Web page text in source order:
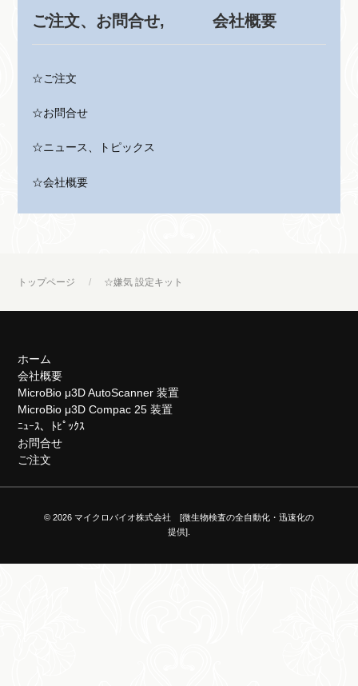
ご注文、お問合せ, 会社概要
☆ご注文
☆お問合せ
☆ニュース、トピックス
☆会社概要
トップページ ☆嫌気 設定キット
ホーム
会社概要
MicroBio μ3D AutoScanner 装置
MicroBio μ3D Compac 25 装置
ﾆｭｰｽ、ﾄﾋﾟｯｸｽ
お問合せ
ご注文
© 2026 マイクロバイオ株式会社 [微生物検査の全自動化・迅速化の
提供].